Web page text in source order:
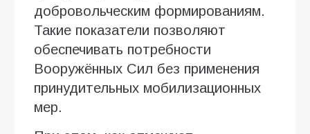
добровольческим формированиям.
Такие показатели позволяют
обеспечивать потребности
Вооружённых Сил без применения
принудительных мобилизационных
мер.